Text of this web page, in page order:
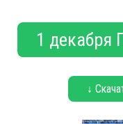
1 декабря
↓